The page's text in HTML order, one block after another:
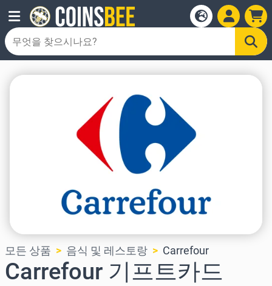
모든 상품 음식 및 레스토랑 Carrefour
Carrefour 기프트카드